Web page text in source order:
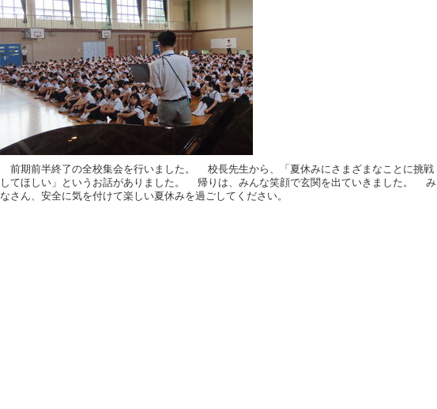
前期前半終了の全校集会を行いました。 校長先生から、「夏休みにさまざまなことに挑戦
してほしい」というお話がありました。 帰りは、みんな笑顔で玄関を出ていきました。 み
なさん、安全に気を付けて楽しい夏休みを過ごしてください。